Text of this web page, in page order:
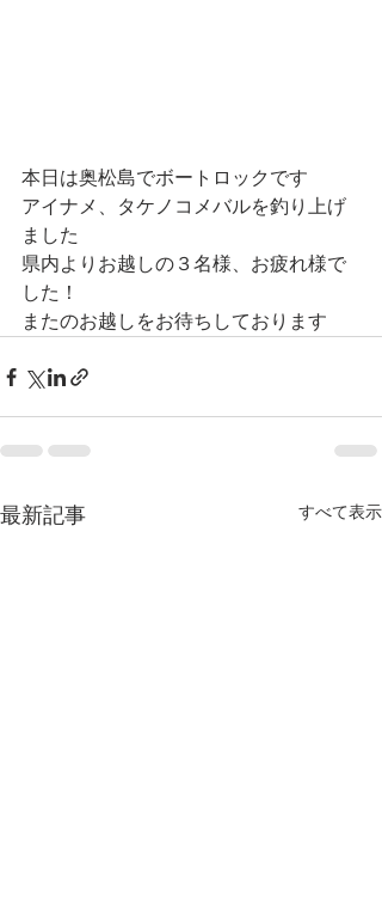
本日は奥松島でボートロックです
アイナメ、タケノコメバルを釣り上げ
ました
県内よりお越しの３名様、お疲れ様で
した！
またのお越しをお待ちしております
最新記事 すべて表示